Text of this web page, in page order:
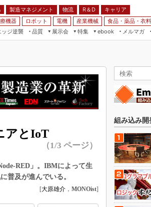
製造マネジメント 物流 R＆D
キャリア
機器 ロボット 電機 産業機械 食品・薬品・衣
ッジ逆襲 品質
展示会
ューティング
ョン展
ョー
ド
特集
ルマ
サービス
像技術
Embedded
開発
ebook
造マネジメント
FA
ビリティ
メルマガ
アとIoT
（1/3 ページ）
RED」。IBMによって生
普及が進んでいる。
[大原雄介 ， MONOist]
組み込み開